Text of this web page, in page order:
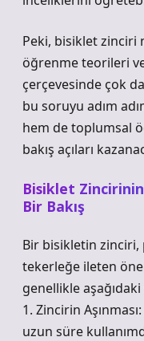
Peki, bisiklet zinciri
öğrenme teorileri
çerçevesinde çok
bu soruyu adım
hem de toplumsal
bakış açıları
Bisiklet
Bir Bakış
Bir bisikletin
tekerleğe ileten
genellikle
1. Zincirin
uzun süre